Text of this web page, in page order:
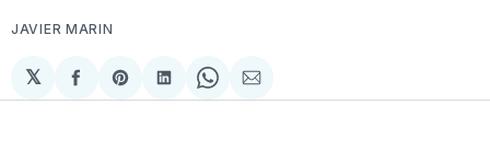
JAVIER MARIN
𝕏
Compartir
en
Share
on
Compartir
en
Share
on
Compartir
via